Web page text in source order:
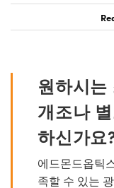
원하시
개조나
하신가요
에드몬드옵틱
족할 수 있는